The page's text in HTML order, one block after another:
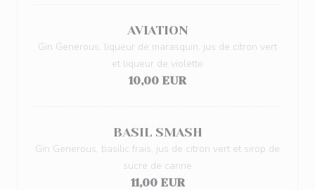
AVIATION
Gin Generous, liqueur de marasquin, jus de citron vert
et liqueur de violette
10,00 EUR
BASIL SMASH
Gin Generous, basilic frais, jus de citron vert et sirop de
sucre de canne
11,00 EUR